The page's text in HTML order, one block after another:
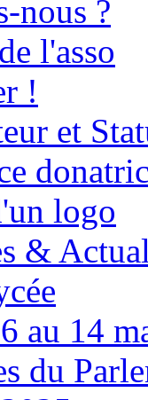
nous ?
l'asso
!
et
logo
&
au 14
du